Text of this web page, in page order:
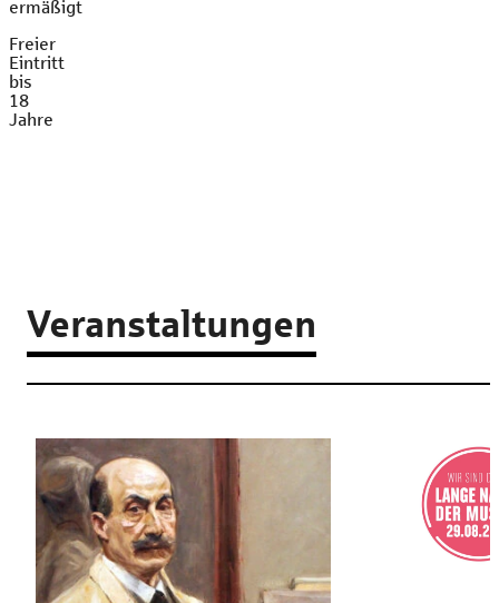
ermäßigt
Freier
Eintritt
bis
18
Jahre
Veranstaltungen